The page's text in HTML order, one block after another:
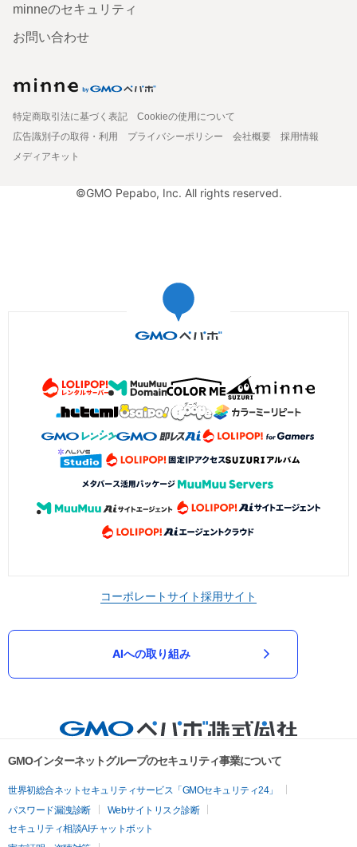
minneのセキュリティ
お問い合わせ
特定商取引法に基づく表記
Cookieの使用について
広告識別子の取得・利用
プライバシーポリシー 会社概要
採用情報
メディアキット
©GMO Pepabo, Inc. All rights reserved.
コーポレートサイト採用サイト
AIへの取り組み
GMOインターネットグループのセキュリティ事業について
世界初総合ネットセキュリティサービス「GMOセキュリティ24」
パスワード漏洩診断
Webサイトリスク診断
セキュリティ相談AIチャットボット